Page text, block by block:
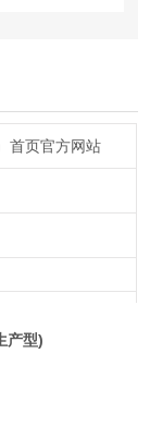
首页官方网站
产型)